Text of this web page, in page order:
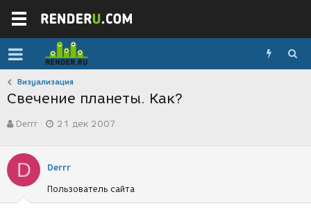
Визуализация
Свечение планеты. Как?
в
о
р
т
е
м
Derrr
а
с
з
д
21 дек 2007
D Derrr
Пользователь сайта